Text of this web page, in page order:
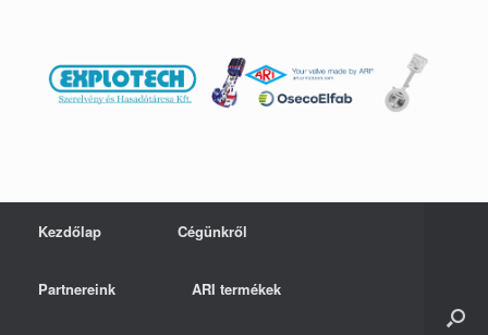
Kezdőlap Cégünkről
Partnereink ARI termékek